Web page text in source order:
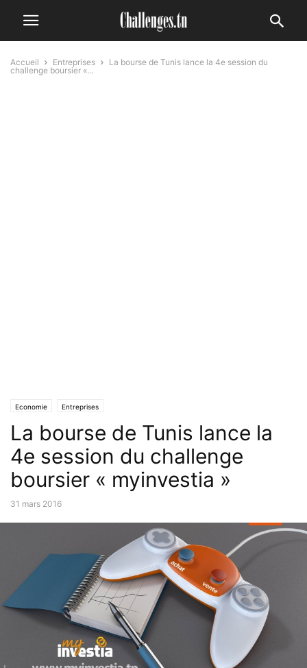
Accueil Entreprises
La bourse de Tunis lance la 4e session du
challenge boursier «...
Economie Entreprises
La bourse de Tunis lance la
4e session du challenge
boursier « myinvestia »
31 mars 2016